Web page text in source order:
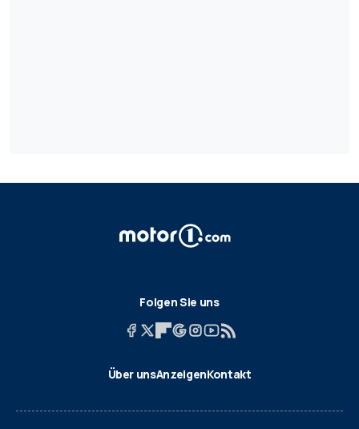
Folgen Sie uns
Über unsAnzeigenKontakt